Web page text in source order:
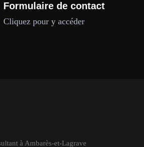
Formulaire de contact
Cliquez pour y accéder
à Ambarès-et-Lagrave